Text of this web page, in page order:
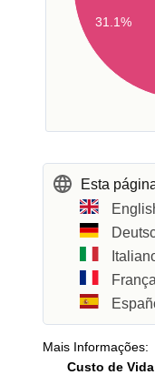
31.1%
Esta
Mais Informações:
Custo de Vida